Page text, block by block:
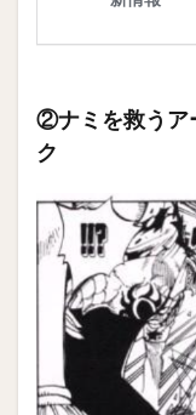
②ナミを救うア
ク